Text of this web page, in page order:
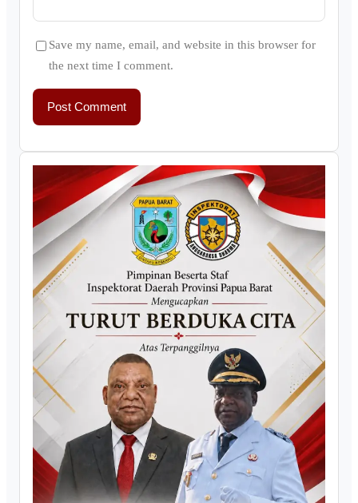
Save my name, email, and website in this browser for
the next time I comment.